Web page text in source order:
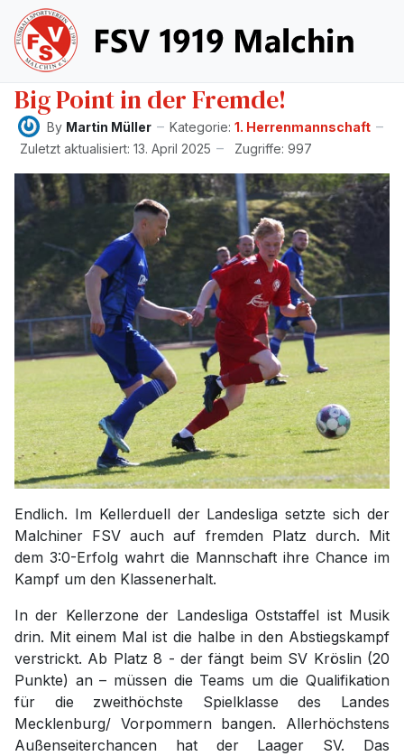
Big Point in der Fremde!
By Martin Müller Kategorie: 1. Herrenmannschaft
Zuletzt aktualisiert: 13. April 2025
Zugriffe: 997
Endlich. Im Kellerduell der Landesliga setzte sich der
Malchiner FSV auch auf fremden Platz durch. Mit
dem 3:0-Erfolg wahrt die Mannschaft ihre Chance im
Kampf um den Klassenerhalt.
In der Kellerzone der Landesliga Oststaffel ist Musik
drin. Mit einem Mal ist die halbe in den Abstiegskampf
verstrickt. Ab Platz 8 - der fängt beim SV Kröslin (20
Punkte) an – müssen die Teams um die Qualifikation
für die zweithöchste Spielklasse des Landes
Mecklenburg/ Vorpommern bangen. Allerhöchstens
Außenseiterchancen hat der Laager SV. Das